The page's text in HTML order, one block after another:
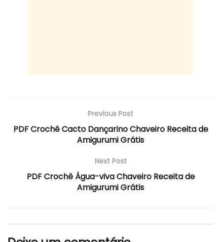
Previous Post
PDF Crochê Cacto Dançarino Chaveiro Receita de
Amigurumi Grátis
Next Post
PDF Crochê Água-viva Chaveiro Receita de
Amigurumi Grátis